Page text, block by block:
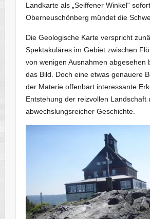
Landkarte als „Seiffener Winkel“
Oberneuschönberg mündet die
Die Geologische Karte verspricht
Spektakuläres im Gebiet zwischen
von wenigen Ausnahmen abgesehen
das Bild. Doch eine etwas genauere
der Materie offenbart interessante
Entstehung der reizvollen Landschaft
abwechslungsreicher Geschichte.